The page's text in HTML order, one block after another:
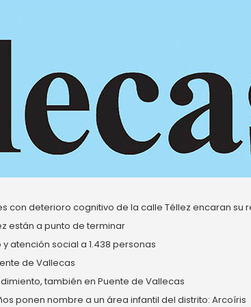
con deterioro cognitivo de la calle Téllez encaran su
están a punto de terminar
atención social a 1.438 personas
de Vallecas
también en Puente de Vallecas
ponen nombre a un área infantil del distrito: Arcoíris